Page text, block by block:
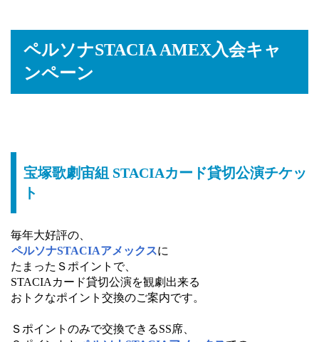
ペルソナSTACIA AMEX入会キャ
ンペーン
宝塚歌劇宙組 STACIAカード貸切公演チケッ
ト
毎年大好評の、
ペルソナSTACIAアメックスに
たまったＳポイントで、
STACIAカード貸切公演を観劇出来る
おトクなポイント交換のご案内です。
Ｓポイントのみで交換できるSS席、